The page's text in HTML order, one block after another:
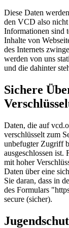
Diese Daten
den VCD also nicht
Informationen sind
Inhalte von
des Internets
werden von uns
und die dahinter
Sichere
Daten, die auf
verschlüsselt zum
unbefugter Zugriff
ausgeschlossen
mit hoher
Daten über eine
Sie daran, dass in
des Formulars
secure (sicher).